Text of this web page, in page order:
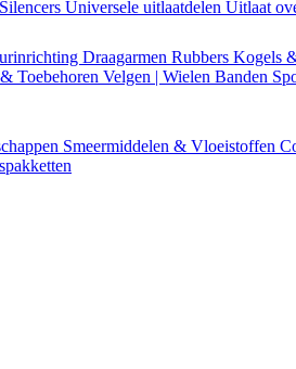
Silencers Universele uitlaatdelen Uitlaat
Draagarmen Rubbers Kogels
Toebehoren Velgen | Wielen Banden
Smeermiddelen & Vloeistoffen